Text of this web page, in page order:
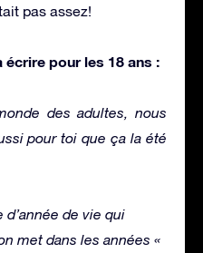
pas assez!
pour les 18 ans :
des adultes, nous
pour toi que ça la été
d’année de vie qui
met dans les années «